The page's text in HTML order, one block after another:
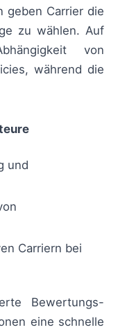
geben Carrier die
zu wählen. Auf
von
während die
und
Carriern bei
Bewertungs-
eine schnelle